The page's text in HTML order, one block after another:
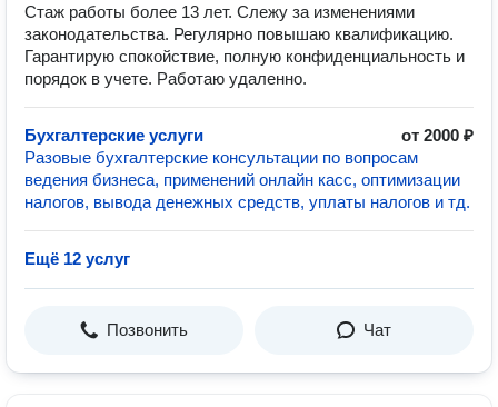
Стаж работы более 13 лет. Слежу за изменениями
законодательства. Регулярно повышаю квалификацию.
Гарантирую спокойствие, полную конфиденциальность и
порядок в учете. Работаю удаленно.
Бухгалтерские услуги
от 2000 ₽
Разовые бухгалтерские консультации по вопросам
ведения бизнеса, применений онлайн касс, оптимизации
налогов, вывода денежных средств, уплаты налогов и тд.
Ещё 12 услуг
Позвонить Чат